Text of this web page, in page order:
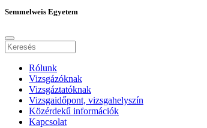
Semmelweis Egyetem
Rólunk
Vizsgázóknak
Vizsgáztatóknak
Vizsgaidőpont, vizsgahelyszín
Közérdekű információk
Kapcsolat